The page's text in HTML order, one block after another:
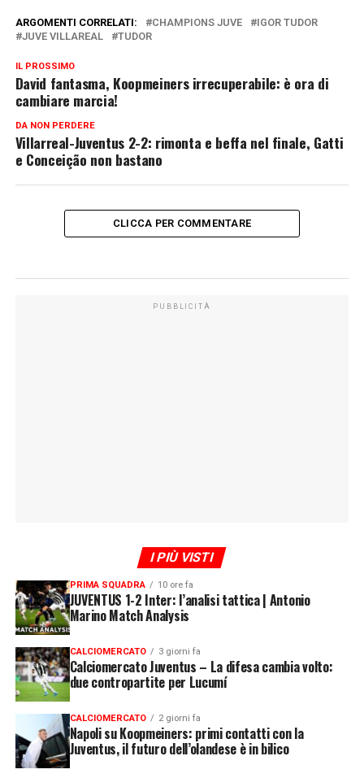
ARGOMENTI CORRELATI: CHAMPIONS JUVE
IGOR TUDOR
JUVE VILLAREAL
TUDOR
IL PROSSIMO
David fantasma, Koopmeiners irrecuperabile: è ora di
cambiare marcia!
DA NON PERDERE
Villarreal-Juventus 2-2: rimonta e beffa nel finale, Gatti
e Conceição non bastano
CLICCA PER COMMENTARE
PUBBLICITÀ
I PIÙ VISTI
PRIMA SQUADRA 10 ore fa
JUVENTUS 1-2 Inter: l’analisi tattica | Antonio
Marino Match Analysis
CALCIOMERCATO 3 giorni fa
Calciomercato Juventus – La difesa cambia volto:
due contropartite per Lucumí
CALCIOMERCATO 2 giorni fa
Napoli su Koopmeiners: primi contatti con la
Juventus, il futuro dell’olandese è in bilico